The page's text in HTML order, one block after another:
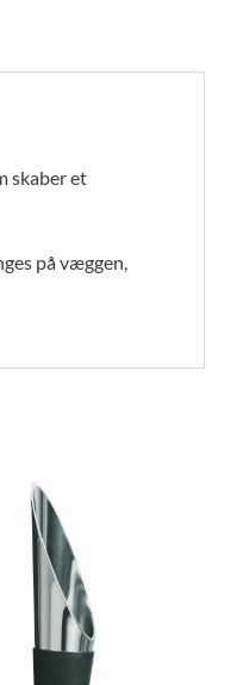
skaber et
på væggen,